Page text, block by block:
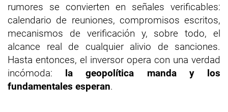
rumores se convierten en señales verificables:
calendario de reuniones, compromisos escritos,
mecanismos de verificación y, sobre todo, el
alcance real de cualquier alivio de sanciones.
Hasta entonces, el inversor opera con una verdad
incómoda: la geopolítica manda y los
fundamentales esperan.